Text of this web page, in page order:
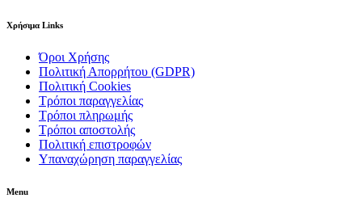
Χρήσιμα Links
Όροι Χρήσης
Πολιτική Απορρήτου (GDPR)
Πολιτική Cookies
Τρόποι παραγγελίας
Τρόποι πληρωμής
Τρόποι αποστολής
Πολιτική επιστροφών
Υπαναχώρηση παραγγελίας
Menu